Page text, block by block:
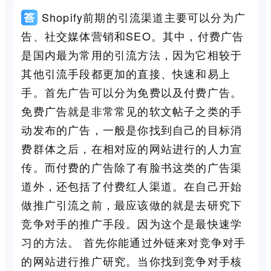
Shopify前期的引流渠道主要可以分为广
告、社交媒体营销和SEO。其中，付费广告
是国内最为常用的引流方法，因为它相较于
其他引流手段都更加的直接、快速和易上
手。首先广告可以分为免费以及付费广告。
免费广告就是非常常见的软文帖子之类的手
动发布的广告，一般是你找到自己的目标消
费群体之后，在相对应的网站进行的人力宣
传。而付费的广告除了有脸书这类的广告渠
道外，还包括了付费红人渠道。在自己开始
做推广引流之前，最应该做的就是去研究下
竞争对手的推广手段。因为这个是最快速学
习的方法。 首先你能通过外链来对竞争对手
的网站进行推广研究。当你找到竞争对手核